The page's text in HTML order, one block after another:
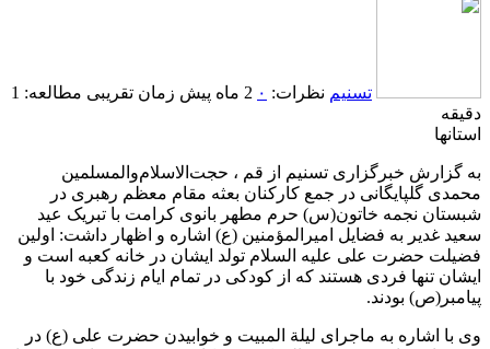
تسنیم نظرات: ۰ 2 ماه پیش
زمان تقریبی مطالعه: 1
دقیقه
استانها
به گزارش خبرگزاری تسنیم از قم ، حجت‌الاسلام‌والمسلمین
محمدی گلپایگانی در جمع کارکنان بعثه مقام معظم رهبری در
شبستان نجمه خاتون(س) حرم مطهر بانوی کرامت با تبریک عید
سعید غدیر به فضایل امیرالمؤمنین (ع) اشاره و اظهار داشت: اولین
فضیلت حضرت علی علیه السلام تولد ایشان در خانه کعبه است و
ایشان تنها فردی هستند که از کودکی در تمام ایام زندگی خود با
پیامبر(ص) بودند.
وی با اشاره به ماجرای لیلة المبیت و خوابیدن حضرت علی (ع) در